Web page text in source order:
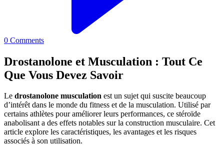
0 Comments
Drostanolone et Musculation : Tout Ce
Que Vous Devez Savoir
Le drostanolone musculation est un sujet qui suscite beaucoup
d’intérêt dans le monde du fitness et de la musculation. Utilisé par
certains athlètes pour améliorer leurs performances, ce stéroïde
anabolisant a des effets notables sur la construction musculaire. Cet
article explore les caractéristiques, les avantages et les risques
associés à son utilisation.